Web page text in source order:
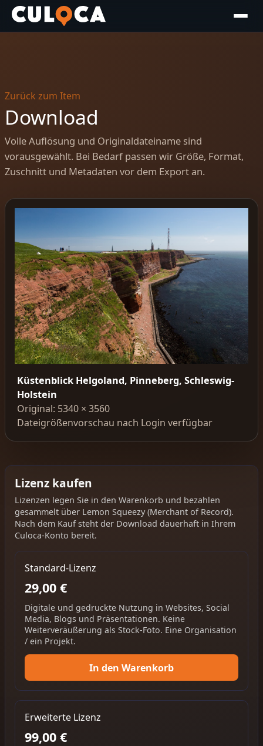
Zurück zum Item
Download
Volle Auflösung und Originaldateiname sind
vorausgewählt. Bei Bedarf passen wir Größe, Format,
Zuschnitt und Metadaten vor dem Export an.
Küstenblick Helgoland, Pinneberg, Schleswig-
Holstein
Original: 5340 × 3560
Dateigrößenvorschau nach Login verfügbar
Lizenz kaufen
Lizenzen legen Sie in den Warenkorb und bezahlen
gesammelt über Lemon Squeezy (Merchant of Record).
Nach dem Kauf steht der Download dauerhaft in Ihrem
Culoca-Konto bereit.
Standard-Lizenz
29,00 €
Digitale und gedruckte Nutzung in Websites, Social
Media, Blogs und Präsentationen. Keine
Weiterveräußerung als Stock-Foto. Eine Organisation
/ ein Projekt.
In den Warenkorb
Erweiterte Lizenz
99,00 €